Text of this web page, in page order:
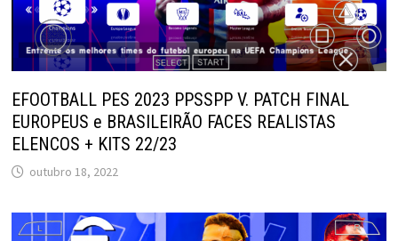
EFOOTBALL PES 2023 PPSSPP V. PATCH FINAL
EUROPEUS e BRASILEIRÃO FACES REALISTAS
ELENCOS + KITS 22/23
outubro 18, 2022